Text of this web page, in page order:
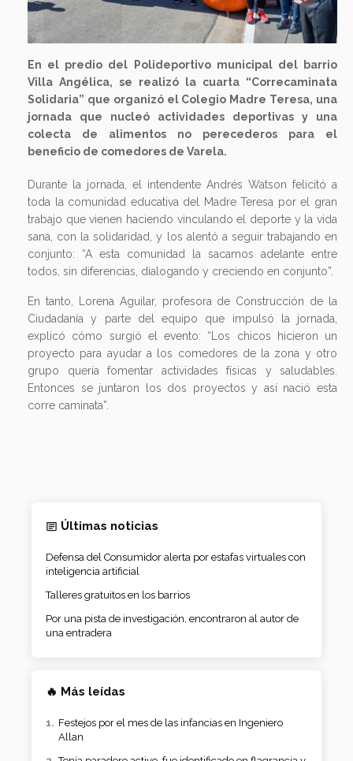
En el predio del Polideportivo municipal del barrio
Villa Angélica, se realizó la cuarta “Correcaminata
Solidaria” que organizó el Colegio Madre Teresa, una
jornada que nucleó actividades deportivas y una
colecta de alimentos no perecederos para el
beneficio de comedores de Varela.
Durante la jornada, el intendente Andrés Watson felicitó a
toda la comunidad educativa del Madre Teresa por el gran
trabajo que vienen haciendo vinculando el deporte y la vida
sana, con la solidaridad, y los alentó a seguir trabajando en
conjunto: “A esta comunidad la sacamos adelante entre
todos, sin diferencias, dialogando y creciendo en conjunto”.
En tanto, Lorena Aguilar, profesora de Construcción de la
Ciudadanía y parte del equipo que impulsó la jornada,
explicó cómo surgió el evento: “Los chicos hicieron un
proyecto para ayudar a los comedores de la zona y otro
grupo quería fomentar actividades físicas y saludables.
Entonces se juntaron los dos proyectos y así nació esta
corre caminata”.
Últimas noticias
Defensa del Consumidor alerta por estafas virtuales con
inteligencia artificial
Talleres gratuitos en los barrios
Por una pista de investigación, encontraron al autor de
una entradera
🔥 Más leídas
Festejos por el mes de las infancias en Ingeniero
Allan